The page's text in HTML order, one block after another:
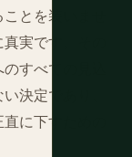
とを装いませ
実です。その
すべての見込
決定であり、
に下すための